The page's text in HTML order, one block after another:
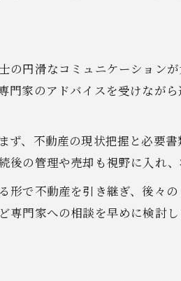
らの不動産相続を安心して進め
失敗しない不動産相続の実践的な
動産相続を円滑に進めるための
族で共有したい不動産相続の最新
円滑なコミュニケーション
門家のアドバイスを受けなが
、不動産の現状把握と必要
の管理や売却も視野に入れ
形で不動産を引き継ぎ、後々
門家への相談を早めに検討し